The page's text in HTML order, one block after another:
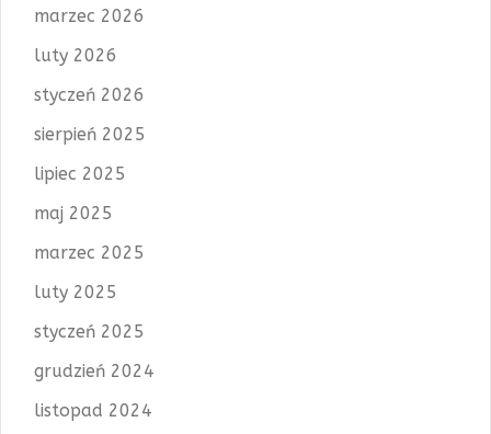
marzec 2026
luty 2026
styczeń 2026
sierpień 2025
lipiec 2025
maj 2025
marzec 2025
luty 2025
styczeń 2025
grudzień 2024
listopad 2024